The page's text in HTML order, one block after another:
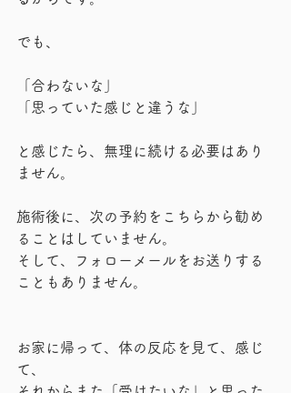
でも、
「合わないな」
「思っていた感じと違うな」
と感じたら、無理に続ける必要はあり
ません。
施術後に、次の予約をこちらから勧め
ることはしていません。
そして、フォローメールをお送りする
こともありません。
お家に帰って、体の反応を見て、感じ
て、